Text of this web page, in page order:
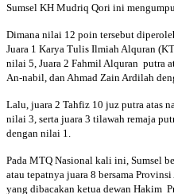
Sumsel KH Mudriq Qori ini
Dimana nilai 12 poin tersebut
Juara 1 Karya Tulis Ilmiah Alquran
nilai 5, Juara 2 Fahmil Alquran putra
An-nabil, dan Ahmad Zain Ardilah
Lalu, juara 2 Tahfiz 10 juz putra atas
nilai 3, serta juara 3 tilawah remaja
dengan nilai 1.
Pada MTQ Nasional kali ini, Sumsel
atau tepatnya juara 8 bersama
yang dibacakan ketua dewan Hakim